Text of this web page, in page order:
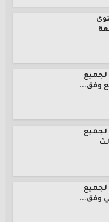
لجميع
وفق...
لجميع
لجميع
وفق...